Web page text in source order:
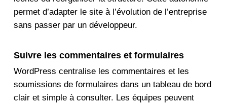
permet d’adapter le site à l’évolution de l’entreprise
sans passer par un développeur.
Suivre les commentaires et formulaires
WordPress centralise les commentaires et les
soumissions de formulaires dans un tableau de bord
clair et simple à consulter. Les équipes peuvent